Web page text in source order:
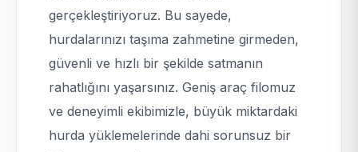
gerçekleştiriyoruz. Bu sayede,
hurdalarınızı taşıma zahmetine girmeden,
güvenli ve hızlı bir şekilde satmanın
rahatlığını yaşarsınız. Geniş araç filomuz
ve deneyimli ekibimizle, büyük miktardaki
hurda yüklemelerinde dahi sorunsuz bir